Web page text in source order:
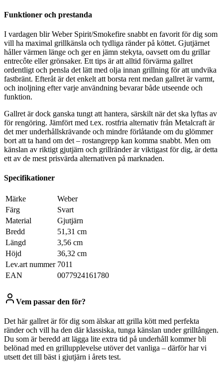
Funktioner och prestanda
I vardagen blir Weber Spirit/Smokefire snabbt en favorit för dig som
vill ha maximal grillkänsla och tydliga ränder på köttet. Gjutjärnet
håller värmen länge och ger en jämn stekyta, oavsett om du grillar
entrecôte eller grönsaker. Ett tips är att alltid förvärma gallret
ordentligt och pensla det lätt med olja innan grillning för att undvika
fastbränt. Efteråt är det enkelt att borsta rent medan gallret är varmt,
och inoljning efter varje användning bevarar både utseende och
funktion.
Gallret är dock ganska tungt att hantera, särskilt när det ska lyftas av
för rengöring. Jämfört med t.ex. rostfria alternativ från Metalcraft är
det mer underhållskrävande och mindre förlåtande om du glömmer
bort att ta hand om det – rostangrepp kan komma snabbt. Men om
känslan av riktigt gjutjärn och grillränder är viktigast för dig, är detta
ett av de mest prisvärda alternativen på marknaden.
Specifikationer
Märke
Weber
Färg
Svart
Material
Gjutjärn
Bredd
51,31 cm
Längd
3,56 cm
Höjd
36,32 cm
Lev.art nummer 7011
EAN
0077924161780
Vem passar den för?
Det här gallret är för dig som älskar att grilla kött med perfekta
ränder och vill ha den där klassiska, tunga känslan under grilltången.
Du som är beredd att lägga lite extra tid på underhåll kommer bli
belönad med en grillupplevelse utöver det vanliga – därför har vi
utsett det till bäst i gjutjärn i årets test.